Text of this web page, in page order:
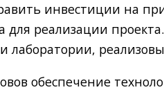
инвестиции на
для реализации
лаборатории,
обеспечение